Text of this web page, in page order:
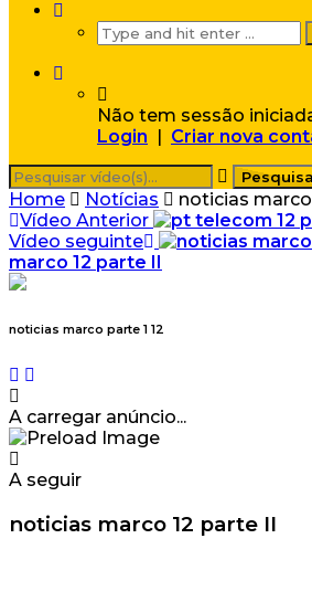
Não tem sessão
Login
Criar nova
Home Notícias
noticias marco
Vídeo Anterior
Vídeo seguinte
marco 12 parte II
noticias marco parte 1 12
A carregar anúncio...
A seguir
noticias marco 12 parte II